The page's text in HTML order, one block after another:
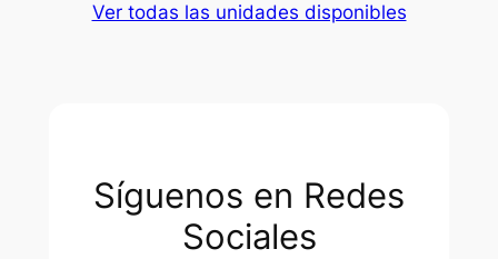
Ver todas las unidades disponibles
Síguenos en Redes
Sociales